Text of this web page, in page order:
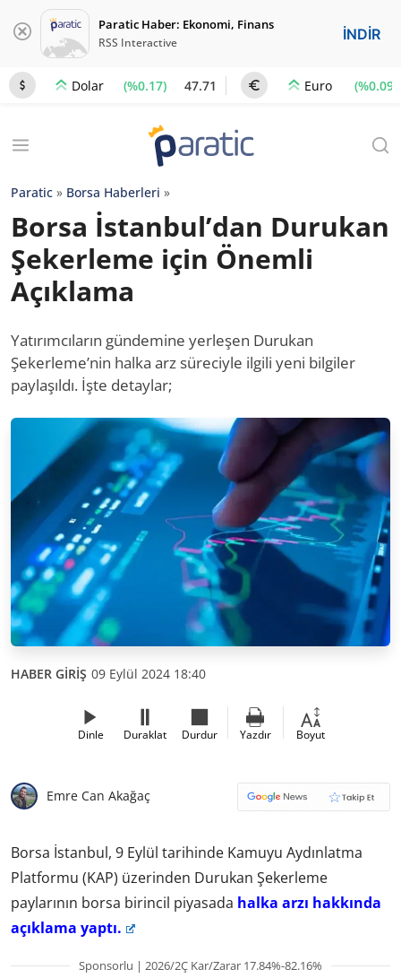
Paratic Haber: Ekonomi, Finans
RSS Interactive İNDİR
Dolar (%0.17) 47.71 Euro (%0.09)
Paratic » Borsa Haberleri »
Borsa İstanbul’dan Durukan
Şekerleme için Önemli
Açıklama
Yatırımcıların gündemine yerleşen Durukan
Şekerleme’nin halka arz süreciyle ilgili yeni bilgiler
paylaşıldı. İşte detaylar;
HABER GİRİŞ 09 Eylül 2024 18:40
Dinle Duraklat Durdur Yazdır Boyut
Emre Can Akağaç
Borsa İstanbul, 9 Eylül tarihinde Kamuyu Aydınlatma
Platformu (KAP) üzerinden Durukan Şekerleme
paylarının borsa birincil piyasada halka arzı hakkında
açıklama yaptı.
Sponsorlu | 2026/2Ç Kar/Zarar 17.84%-82.16%